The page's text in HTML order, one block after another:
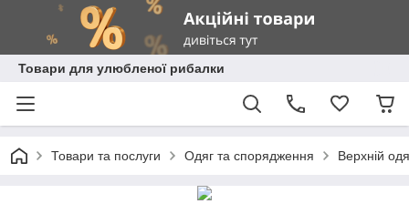
Товари для улюбленої рибалки
Товари та послуги Одяг та спорядження Верхній